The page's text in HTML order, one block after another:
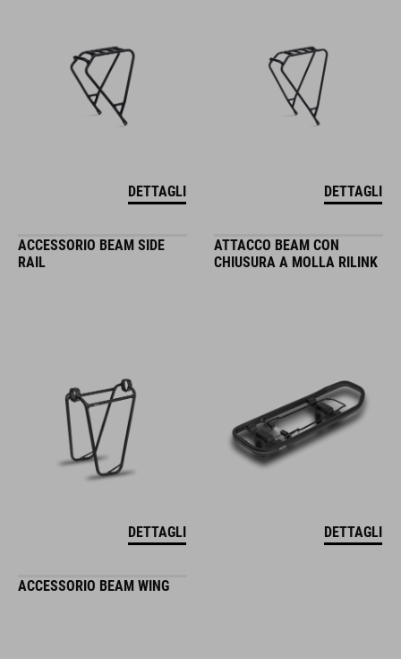
DETTAGLI DETTAGLI
ACCESSORIO BEAM SIDE
RAIL
DETTAGLI
ATTACCO BEAM CON
CHIUSURA A MOLLA RILINK
DETTAGLI
ACCESSORIO BEAM WING